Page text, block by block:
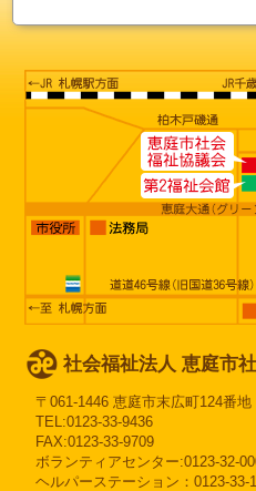
社会福祉法人 恵庭市
〒061-1446 恵庭市末広町124番地
TEL:0123-33-9436
FAX:0123-33-9709
ボランティアセンター:0123-32-
ヘルパーステーション：0123-33-